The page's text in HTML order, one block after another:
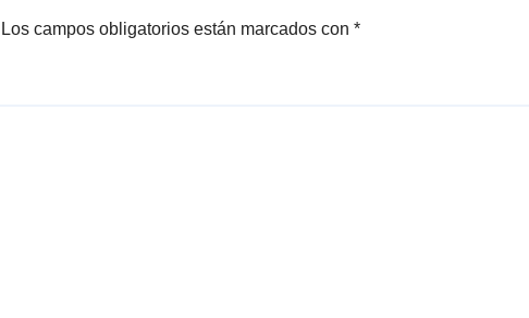
Los campos obligatorios están marcados con *